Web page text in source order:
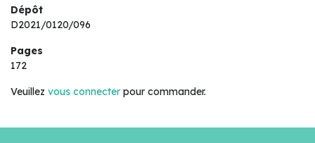
Dépôt
D2021/0120/096
Pages
172
Veuillez vous connecter pour commander.